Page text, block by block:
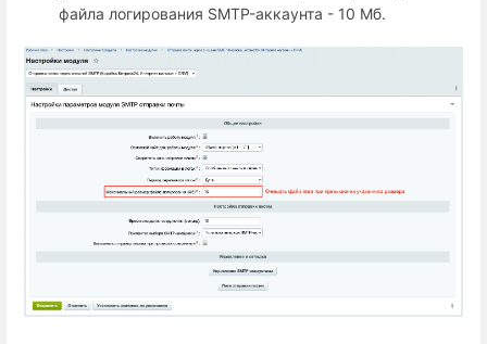
файла логирования SMTP-аккаунта - 10 Мб.